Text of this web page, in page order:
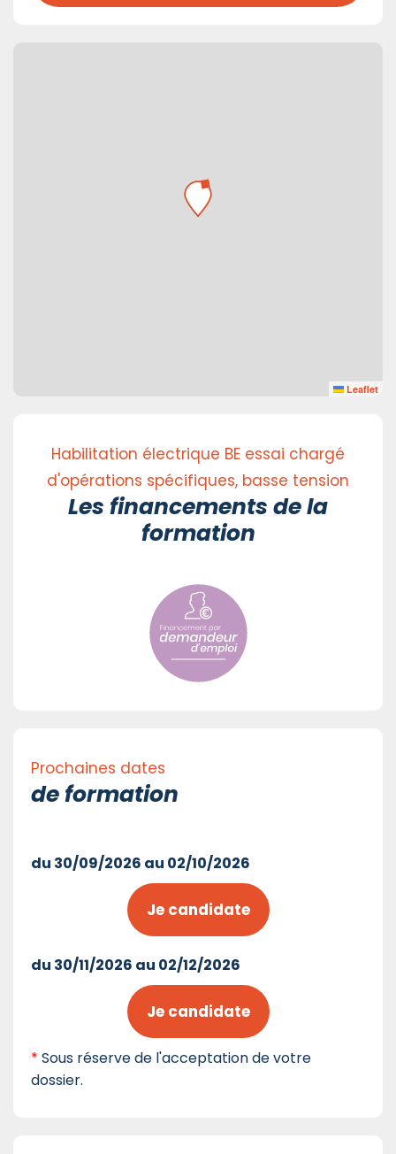
Leaflet
Habilitation électrique BE essai chargé
d'opérations spécifiques, basse tension
Les financements de la
formation
Prochaines dates
de formation
du 30/09/2026 au 02/10/2026
Je candidate
du 30/11/2026 au 02/12/2026
Je candidate
* Sous réserve de l'acceptation de votre
dossier.